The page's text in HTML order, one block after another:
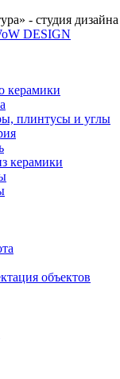
- студия дизайна
DESIGN
керамики
плинтусы и углы
керамики
объектов